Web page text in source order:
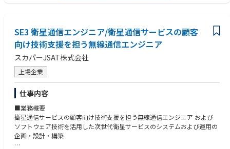
・アプリケーションチームとの連携による要件定義と技術提案
・生成AIに関連するツールの技術選定と検証
【ポジションの魅力】
モビリティサービスの運用保守に携わることができます。
AWS上のマネージドサービスやSaaSなど、担当するプラットフォームは多
岐にわたるため、幅広い知識、経験を得ることができます。
全社で使用するプラットフォームのあるべき姿を考えた企画検討と実装・
改善を行うことができます。
アプリケーションチームの要望から要件を抽出し、技術トレンドに沿った
新機能の提案、省力化や改善など、上流工程から実装、運用まで行うこと
ができます。
【人物像】
・組織/役割を越えたコミュニケーションが可能な方
・新しいサービスや技術に対する好奇心、チャレンジ精神をお持ちの方、
常に自己研鑽をする方
・自立して動き、与えられたタスクを完遂させる能力をお持ちの方
・顧客志向で、顧客の成功を第一に考えられる方
SE3 衛星通信エンジニア/衛星通信サービスの顧客
向け技術支援を担う無線通信エンジニア
スカパーJSAT株式会社
上場企業
仕事内容
■業務概要
衛星通信サービスの顧客向け技術支援を担う無線通信エンジニア および
ソフトウェア技術を活用した次世代衛星サービスのシステムおよび運用の
企画・設計・構築